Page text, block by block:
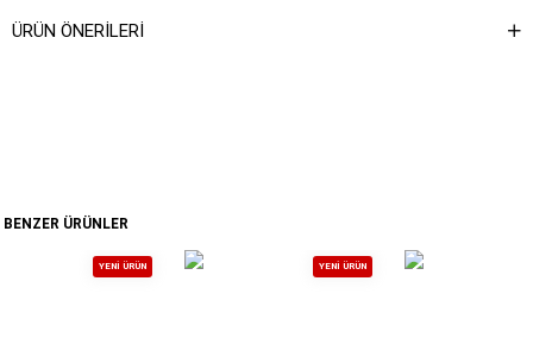
ÜRÜN ÖNERILERI
BENZER ÜRÜNLER
YENI ÜRÜN YENI ÜRÜN